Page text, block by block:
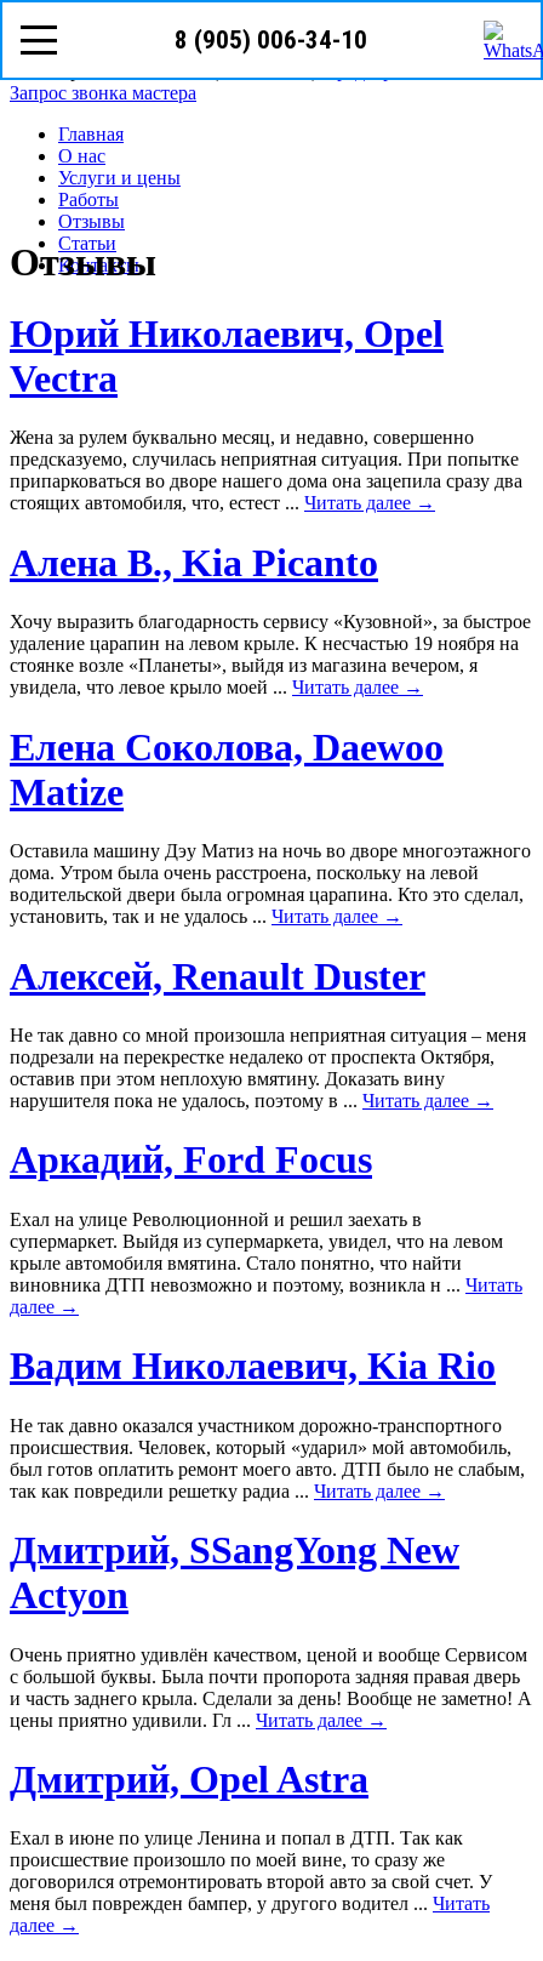
8 (905) 006-34-10
8 (905)
г. Уфа ул. Владивостокская, д.1
Запрос звонка мастера
Главная
О нас
Услуги и цены
Работы
Отзывы
Статьи
Контакты
Отзывы
Юрий Николаевич, Opel
Vectra
Жена за рулем буквально месяц, и недавно, совершенно
предсказуемо, случилась неприятная ситуация. При попытке
припарковаться во дворе нашего дома она зацепила сразу два
стоящих автомобиля, что, естест ... Читать далее →
Алена В., Kia Picanto
Хочу выразить благодарность сервису «Кузовной», за быстрое
удаление царапин на левом крыле. К несчастью 19 ноября на
стоянке возле «Планеты», выйдя из магазина вечером, я
увидела, что левое крыло моей ... Читать далее →
Елена Соколова, Daewoo
Matize
Оставила машину Дэу Матиз на ночь во дворе многоэтажного
дома. Утром была очень расстроена, поскольку на левой
водительской двери была огромная царапина. Кто это сделал,
установить, так и не удалось ... Читать далее →
Алексей, Renault Duster
Не так давно со мной произошла неприятная ситуация – меня
подрезали на перекрестке недалеко от проспекта Октября,
оставив при этом неплохую вмятину. Доказать вину
нарушителя пока не удалось, поэтому в ... Читать далее →
Аркадий, Ford Focus
Ехал на улице Революционной и решил заехать в
супермаркет. Выйдя из супермаркета, увидел, что на левом
крыле автомобиля вмятина. Стало понятно, что найти
виновника ДТП невозможно и поэтому, возникла н ... Читать
далее →
Вадим Николаевич, Kia Rio
Не так давно оказался участником дорожно-транспортного
происшествия. Человек, который «ударил» мой автомобиль,
был готов оплатить ремонт моего авто. ДТП было не слабым,
так как повредили решетку радиа ... Читать далее →
Дмитрий, SSangYong New
Actyon
Очень приятно удивлён качеством, ценой и вообще Сервисом
с большой буквы. Была почти пропорота задняя правая дверь
и часть заднего крыла. Сделали за день! Вообще не заметно! А
цены приятно удивили. Гл ... Читать далее →
Дмитрий, Opel Astra
Ехал в июне по улице Ленина и попал в ДТП. Так как
происшествие произошло по моей вине, то сразу же
договорился отремонтировать второй авто за свой счет. У
меня был поврежден бампер, у другого водител ... Читать
далее →